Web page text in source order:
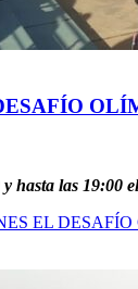
y hasta las
EL